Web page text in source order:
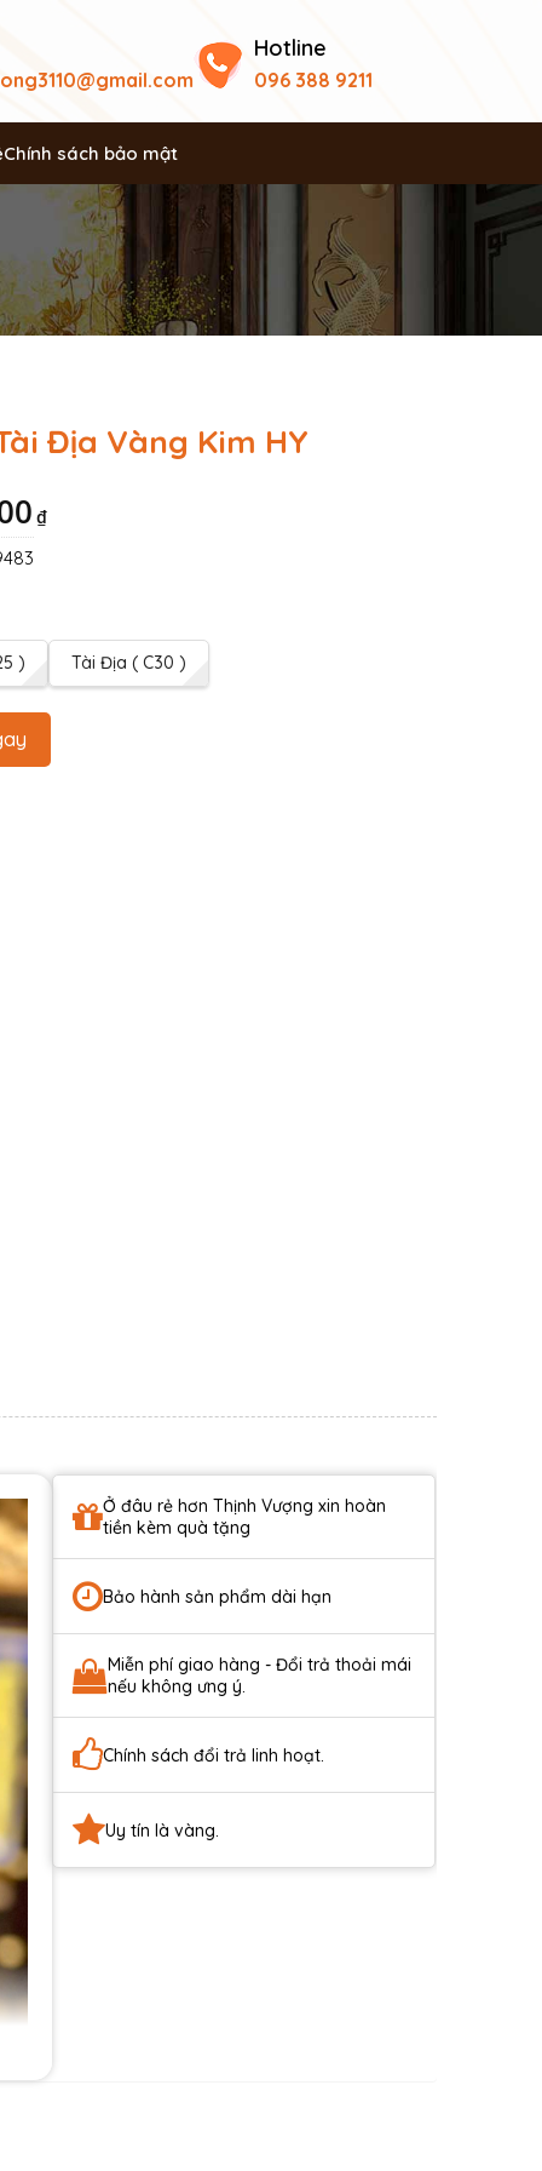
Hotline
096 388 9211
Chính sách bảo mật
Địa Vàng Kim HY
₫
)
Tài Địa ( C30 )
Ở đâu rẻ hơn Thịnh Vượng xin hoàn
tiền kèm quà tặng
Bảo hành sản phẩm dài hạn
Miễn phí giao hàng - Đổi trả thoải mái
nếu không ưng ý.
Chính sách đổi trả linh hoạt.
Uy tín là vàng.